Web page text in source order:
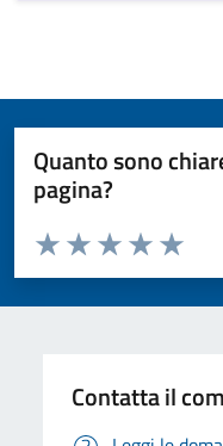
Quanto sono
pagina?
Valuta da 1 a 5 stelle la
Valuta
Valuta 4
Valuta 3 stelle
Valuta 2 stelle su 5
Valuta 1 stelle su 5
Contatta il